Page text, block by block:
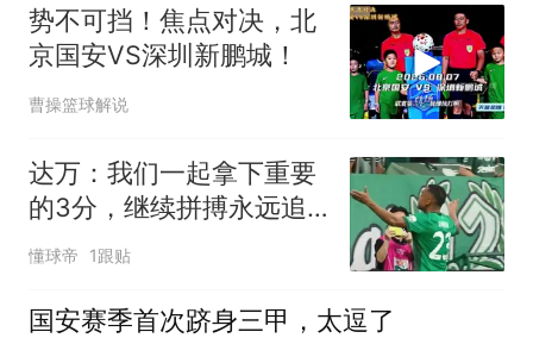
势不可挡！焦点对决，北
京国安VS深圳新鹏城！
曹操篮球解说
达万：我们一起拿下重要
的3分，继续拼搏永远追
求更高的目标
懂球帝 1跟贴
国安赛季首次跻身三甲，太逗了